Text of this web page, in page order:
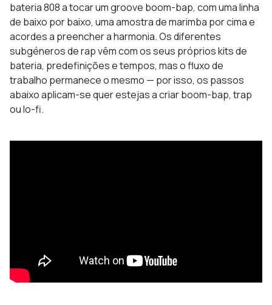
bateria 808 a tocar um groove boom-bap, com uma linha
de baixo por baixo, uma amostra de marimba por cima e
acordes a preencher a harmonia. Os diferentes
subgéneros de rap vêm com os seus próprios kits de
bateria, predefinições e tempos, mas o fluxo de
trabalho permanece o mesmo — por isso, os passos
abaixo aplicam-se quer estejas a criar boom-bap, trap
ou lo-fi.